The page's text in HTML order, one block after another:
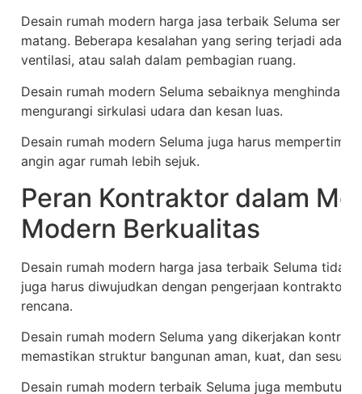
Desain rumah modern harga jasa terbaik Seluma
matang. Beberapa kesalahan yang sering terjadi
ventilasi, atau salah dalam pembagian ruang.
Desain rumah modern Seluma sebaiknya menghindari
mengurangi sirkulasi udara dan kesan luas.
Desain rumah modern Seluma juga harus
angin agar rumah lebih sejuk.
Peran Kontraktor dalam
Modern Berkualitas
Desain rumah modern harga jasa terbaik Seluma
juga harus diwujudkan dengan pengerjaan kontraktor
rencana.
Desain rumah modern Seluma yang dikerjakan
memastikan struktur bangunan aman, kuat, dan sesuai
Desain rumah modern terbaik Seluma juga